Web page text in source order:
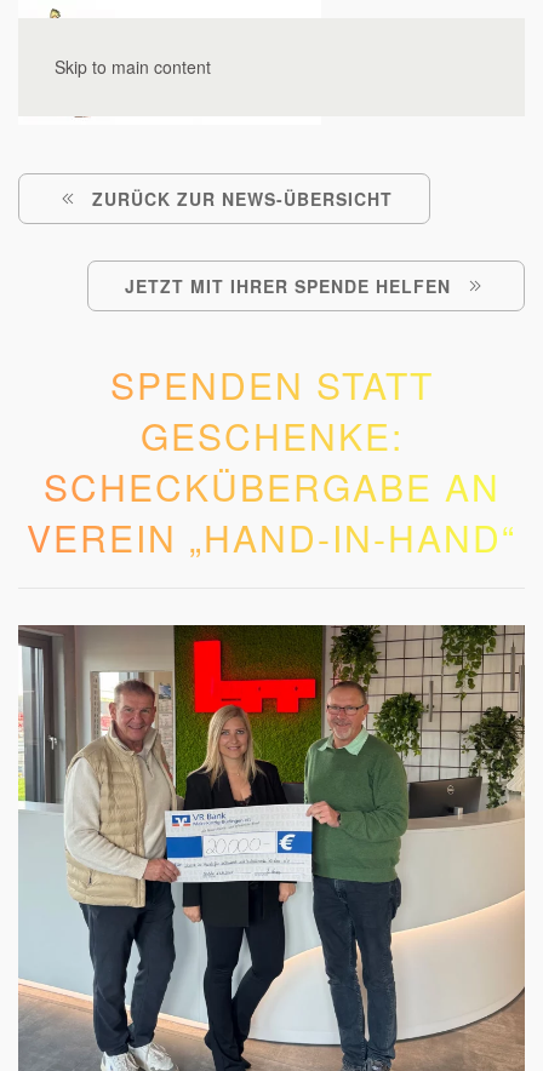
Skip to main content
ZURÜCK ZUR NEWS-ÜBERSICHT
JETZT MIT IHRER SPENDE HELFEN
SPENDEN STATT
GESCHENKE:
SCHECKÜBERGABE AN
VEREIN „HAND-IN-HAND“